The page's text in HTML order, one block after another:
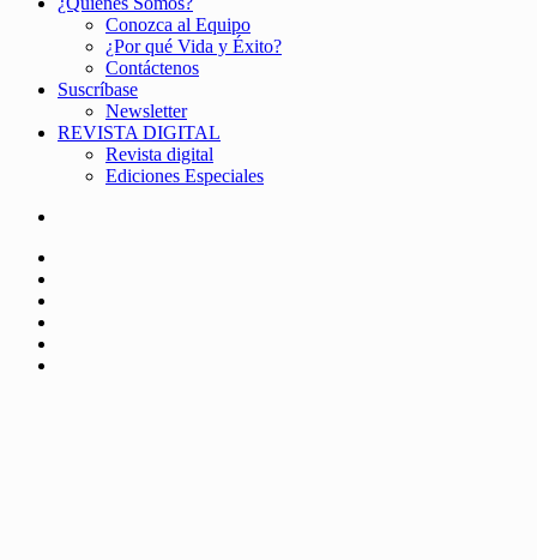
Conozca al Equipo
¿Por qué Vida y Éxito?
Contáctenos
Suscríbase
Newsletter
REVISTA DIGITAL
Revista digital
Ediciones Especiales